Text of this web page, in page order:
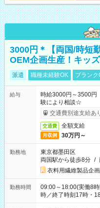
3000円＊【両国/時短
OEM企画生産！キッ
派遣 職種未経験OK ブランク
給与
時給3000円～3500
験により相談☆
交通費別途支給あ
交通費 全額支給
月収例 30万円～
勤務地
東京都墨田区
両国駅から徒歩8分 /
衣料用繊維製品企
勤務時間
09:00～18:00(実働8
時／終了時刻17時・